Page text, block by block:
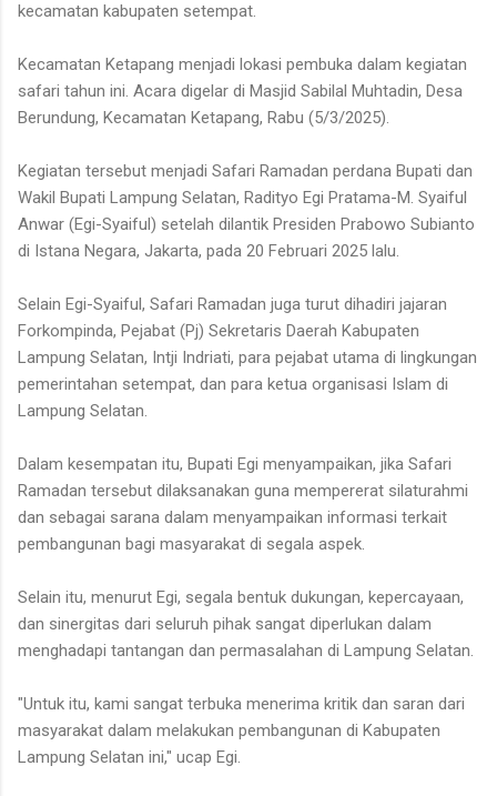
kecamatan kabupaten setempat.
Kecamatan Ketapang menjadi lokasi pembuka dalam kegiatan
safari tahun ini. Acara digelar di Masjid Sabilal Muhtadin, Desa
Berundung, Kecamatan Ketapang, Rabu (5/3/2025).
Kegiatan tersebut menjadi Safari Ramadan perdana Bupati dan
Wakil Bupati Lampung Selatan, Radityo Egi Pratama-M. Syaiful
Anwar (Egi-Syaiful) setelah dilantik Presiden Prabowo Subianto
di Istana Negara, Jakarta, pada 20 Februari 2025 lalu.
Selain Egi-Syaiful, Safari Ramadan juga turut dihadiri jajaran
Forkompinda, Pejabat (Pj) Sekretaris Daerah Kabupaten
Lampung Selatan, Intji Indriati, para pejabat utama di lingkungan
pemerintahan setempat, dan para ketua organisasi Islam di
Lampung Selatan.
Dalam kesempatan itu, Bupati Egi menyampaikan, jika Safari
Ramadan tersebut dilaksanakan guna mempererat silaturahmi
dan sebagai sarana dalam menyampaikan informasi terkait
pembangunan bagi masyarakat di segala aspek.
Selain itu, menurut Egi, segala bentuk dukungan, kepercayaan,
dan sinergitas dari seluruh pihak sangat diperlukan dalam
menghadapi tantangan dan permasalahan di Lampung Selatan.
"Untuk itu, kami sangat terbuka menerima kritik dan saran dari
masyarakat dalam melakukan pembangunan di Kabupaten
Lampung Selatan ini," ucap Egi.